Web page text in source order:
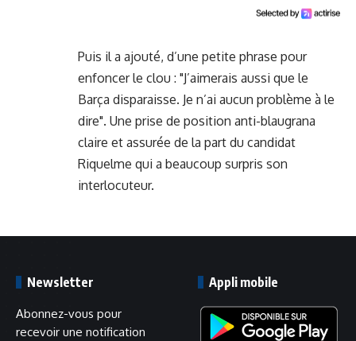
Puis il a ajouté, d’une petite phrase pour
enfoncer le clou : "J’aimerais aussi que le
Barça disparaisse. Je n’ai aucun problème à le
dire". Une prise de position anti-blaugrana
claire et assurée de la part du candidat
Riquelme qui a beaucoup surpris son
interlocuteur.
Newsletter
Abonnez-vous pour
recevoir une notification
Appli mobile